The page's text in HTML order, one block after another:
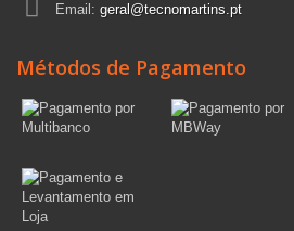
Email: geral@tecnomartins.pt
Métodos de Pagamento